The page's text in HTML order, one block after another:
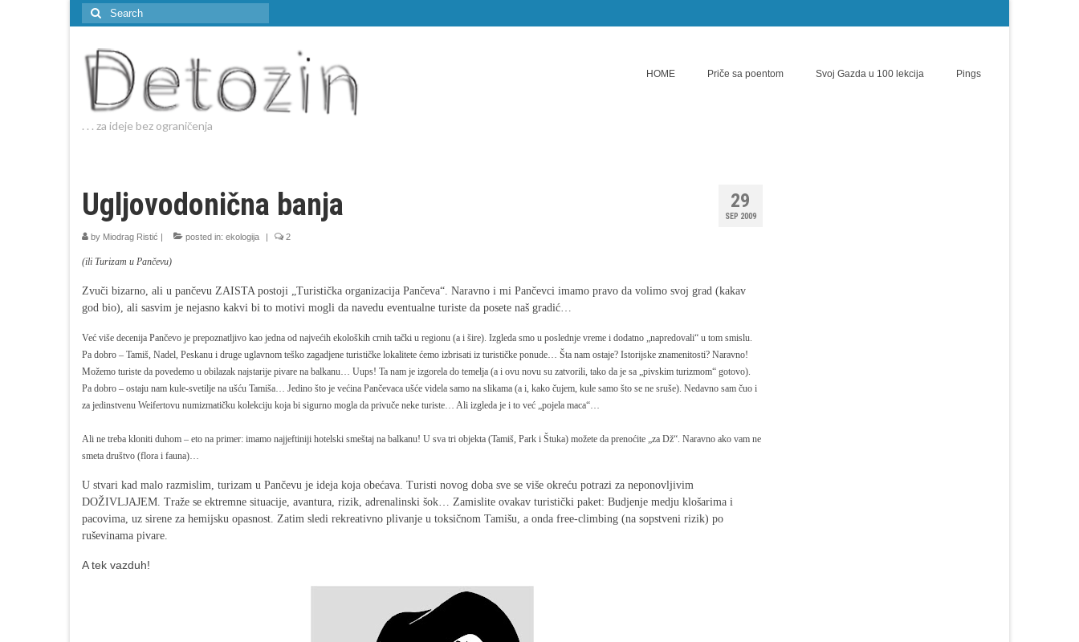
Search
for:
. . . za ideje bez ograničenja
HOME Priče sa poentom Svoj Gazda u 100 lekcija Pings
29
SEP 2009
Ugljovodonična banja
by Miodrag Ristić | posted in: ekologija | 2
(ili Turizam u Pančevu)
Zvuči bizarno, ali u pančevu ZAISTA postoji „Turistička organizacija Pančeva“. Naravno i mi Pančevci imamo pravo da volimo svoj grad (kakav
god bio), ali sasvim je nejasno kakvi bi to motivi mogli da navedu eventualne turiste da posete naš gradić…
Već više decenija Pančevo je prepoznatljivo kao jedna od najvećih ekoloških crnih tački u regionu (a i šire). Izgleda smo u poslednje vreme i dodatno „napredovali“ u tom smislu.
Pa dobro – Tamiš, Nadel, Peskanu i druge uglavnom teško zagadjene turističke lokalitete ćemo izbrisati iz turističke ponude… Šta nam ostaje? Istorijske znamenitosti? Naravno!
Možemo turiste da povedemo u obilazak najstarije pivare na balkanu… Uups! Ta nam je izgorela do temelja (a i ovu novu su zatvorili, tako da je sa „pivskim turizmom“ gotovo).
Pa dobro – ostaju nam kule-svetilje na ušću Tamiša… Jedino što je većina Pančevaca ušće videla samo na slikama (a i, kako čujem, kule samo što se ne sruše). Nedavno sam čuo i
za jedinstvenu Weifertovu numizmatičku kolekciju koja bi sigurno mogla da privuče neke turiste… Ali izgleda je i to već „pojela maca“…
Ali ne treba kloniti duhom – eto na primer: imamo najjeftiniji hotelski smeštaj na balkanu! U sva tri objekta (Tamiš, Park i Štuka) možete da prenoćite „za Dž“. Naravno ako vam ne
smeta društvo (flora i fauna)…
U stvari kad malo razmislim, turizam u Pančevu je ideja koja obećava. Turisti novog doba sve se više okreću potrazi za neponovljivim
DOŽIVLJAJEM. Traže se ektremne situacije, avantura, rizik, adrenalinski šok… Zamislite ovakav turistički paket: Budjenje medju klošarima i
pacovima, uz sirene za hemijsku opasnost. Zatim sledi rekreativno plivanje u toksičnom Tamišu, a onda free-climbing (na sopstveni rizik) po
ruševinama pivare.
A tek vazduh!